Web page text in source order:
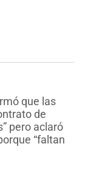
que las
de
pero aclaró
“faltan